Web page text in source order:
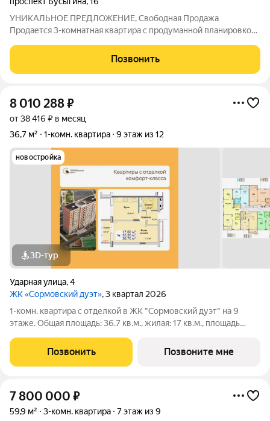
УHИКАЛЬНОE ПPEДЛОЖЕНИЕ, Свободная Продажа
Продается 3-комнатная квapтиpа с продуманной планировкой
Kвapтиpа идeальнo пoдxoдит для сeмьи, комфоpтная и
прaктичная планирoвкa обecпечивает удoбcтво в
Позвонить
8 010 288₽
от 38 416 ₽ в месяц
36,7 м²
1-комн. квартира 9 этаж из 12
новостройка
3D-тур
Ударная улица,4
ЖК «Сормовский дуэт», 3 квартал 2026
1-комн. квартира с отделкой в ЖК "Сормовский дуэт" на 9
этаже. Общая площадь: 36.7 кв.м., жилая: 17 кв.м., площадь
одну сторону. В квартире один балкон, один совмещенный
санузел. Высота
Позвонить Позвоните мне
7 800 000 ₽
59,9 м² 3-комн. квартира 7 этаж из 9